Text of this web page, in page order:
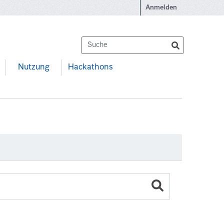
Anmelden
Nutzung Hackathons